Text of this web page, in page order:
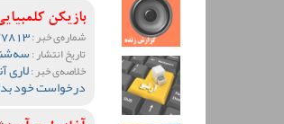
بازیکن
شماره‌ی خبر :77813
تاریخ انتشار :سه‌شنبه 22 آذر ماه
خلاصه‌ی خبر :لاری
درخواست خود